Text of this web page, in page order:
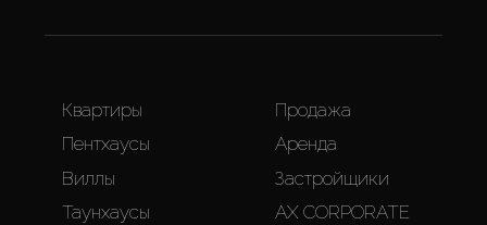
Квартиры
Пентхаусы
Виллы
Таунхаусы
Продажа
Аренда
Застройщики
AX CORPORATE